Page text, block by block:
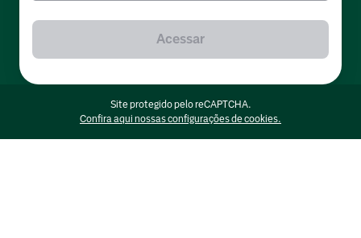
Acessar
Site protegido pelo reCAPTCHA.
Confira aqui nossas configurações de cookies.